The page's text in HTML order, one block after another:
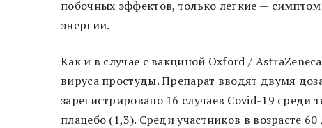
побочных эффектов, только легкие —
энергии.
Как и в случае с вакциной Oxford /
вируса простуды. Препарат вводят двумя
зарегистрировано 16 случаев Covid-19 среди
плацебо (1,3). Среди участников в возрасте